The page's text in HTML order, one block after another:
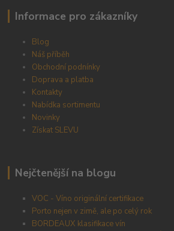
Informace pro zákazníky
Blog
Náš příběh
Obchodní podnínky
Doprava a platba
Kontakty
Nabídka sortimentu
Novinky
Získat SLEVU
Nejčtenější na blogu
VOC - Víno originální certifikace
Porto nejen v zimě, ale po celý rok
BORDEAUX klasifikace vín